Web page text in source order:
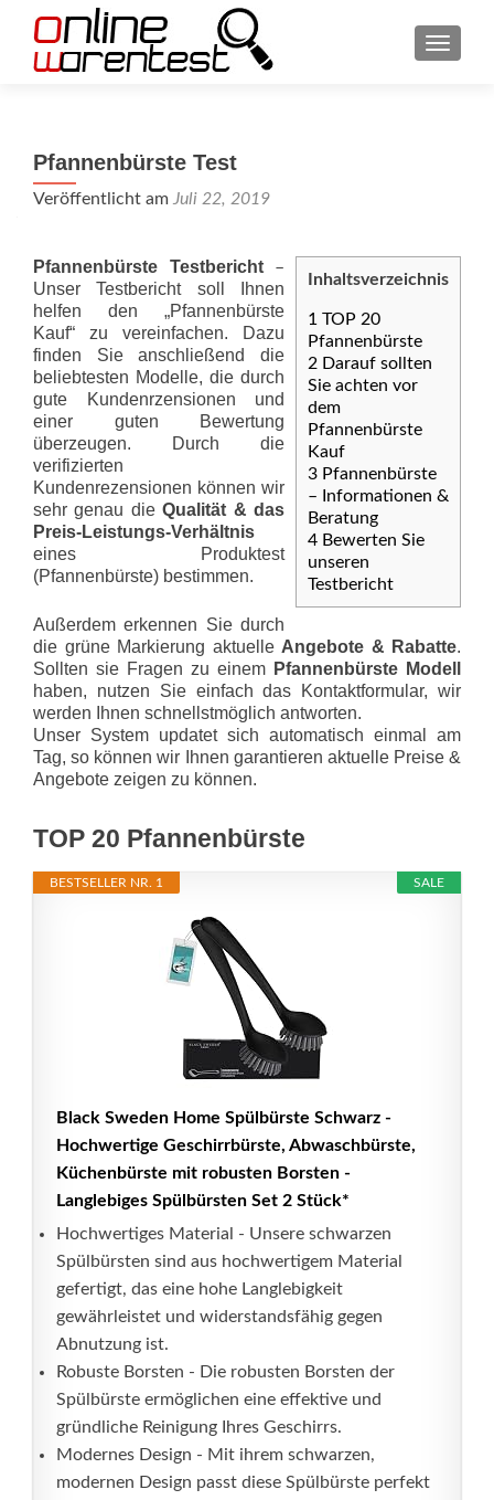
Pfannenbürste Test
Veröffentlicht am Juli 22, 2019
Inhaltsverzeichnis
1 TOP 20
Pfannenbürste
2 Darauf sollten
Sie achten vor
dem
Pfannenbürste
Kauf
3 Pfannenbürste
– Informationen &
Beratung
4 Bewerten Sie
unseren
Testbericht
Pfannenbürste Testbericht–
Unser Testbericht soll Ihnen
helfen den „Pfannenbürste
Kauf“ zu vereinfachen. Dazu
finden Sie anschließend die
beliebtesten Modelle, die durch
gute Kundenrzensionen und
einer guten Bewertung
überzeugen. Durch die
verifizierten
Kundenrezensionen können wir
sehr genau dieQualität & das
Preis-Leis­tungs-Ver­hält­nis
eines Produktest
(Pfannenbürste) bestimmen.
Außerdem erkennen Sie durch
die grüne Markierung aktuelle Angebote & Rabatte.
Sollten sie Fragen zu einem Pfannenbürste Modell
haben, nutzen Sie einfach das Kontaktformular, wir
werden Ihnen schnellstmöglich antworten.
Unser System updatet sich automatisch einmal am
Tag, so können wir Ihnen garantieren aktuelle Preise &
Angebote zeigen zu können.
TOP 20 Pfannenbürste
SALE
BESTSELLER NR. 1
Black Sweden Home Spülbürste Schwarz -
Hochwertige Geschirrbürste, Abwaschbürste,
Küchenbürste mit robusten Borsten -
Langlebiges Spülbürsten Set 2 Stück*
Hochwertiges Material - Unsere schwarzen
Spülbürsten sind aus hochwertigem Material
gefertigt, das eine hohe Langlebigkeit
gewährleistet und widerstandsfähig gegen
Abnutzung ist.
Robuste Borsten - Die robusten Borsten der
Spülbürste ermöglichen eine effektive und
gründliche Reinigung Ihres Geschirrs.
Modernes Design - Mit ihrem schwarzen,
modernen Design passt diese Spülbürste perfekt